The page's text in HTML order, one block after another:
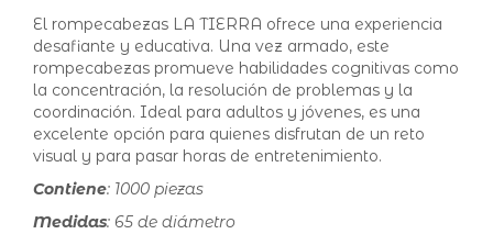
El rompecabezas LA TIERRA ofrece una experiencia
desafiante y educativa. Una vez armado, este
rompecabezas promueve habilidades cognitivas como
la concentración, la resolución de problemas y la
coordinación. Ideal para adultos y jóvenes, es una
excelente opción para quienes disfrutan de un reto
visual y para pasar horas de entretenimiento.
Contiene: 1000 piezas
Medidas: 65 de diámetro